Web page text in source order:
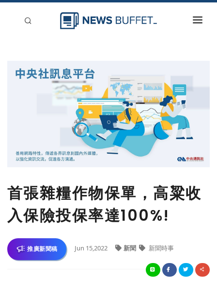
首張雜糧作物保單，高粱收
入保險投保率達100%!
推廣新聞稿 Jun 15,2022 新聞 新聞時事